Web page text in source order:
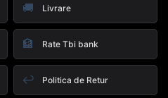
🚚 Livrare
🏦 Rate Tbi bank
↩️ Politica de Retur